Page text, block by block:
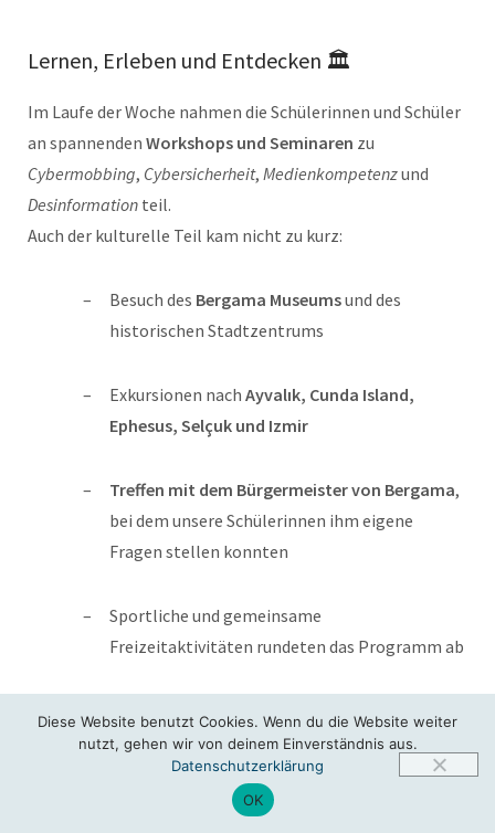
Lernen, Erleben und Entdecken 🏛
Im Laufe der Woche nahmen die Schülerinnen und Schüler
an spannenden Workshops und Seminaren zu
Cybermobbing, Cybersicherheit, Medienkompetenzund
Desinformation teil.
Auch der kulturelle Teil kam nicht zu kurz:
Besuch des Bergama Museumsund des
historischen Stadtzentrums
Exkursionen nach Ayvalık, Cunda Island,
Ephesus, Selçuk und Izmir
Treffen mit dem Bürgermeister von Bergama,
bei dem unsere Schülerinnen ihm eigene
Fragen stellen konnten
Sportliche und gemeinsame
Freizeitaktivitäten rundeten das Programm ab
Ein starkes Miteinander
Der Austausch war ein großer Erfolg und bot vielepositive
– von neuen Freundschaften über spannende
Diese Website benutzt Cookies. Wenn du die Website weiter
nutzt, gehen wir von deinem Einverständnis aus.
Datenschutzerklärung
OK